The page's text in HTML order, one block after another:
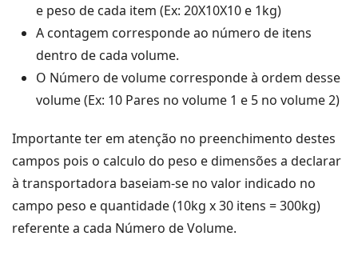
e peso de cada item (Ex: 20X10X10 e 1kg)
A contagem corresponde ao número de itens
dentro de cada volume.
O Número de volume corresponde à ordem desse
volume (Ex: 10 Pares no volume 1 e 5 no volume 2)
Importante ter em atenção no preenchimento destes
campos pois o calculo do peso e dimensões a declarar
à transportadora baseiam-se no valor indicado no
campo peso e quantidade (10kg x 30 itens = 300kg)
referente a cada Número de Volume.